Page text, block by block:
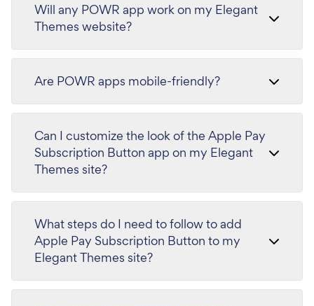
Will any POWR app work on my Elegant
Themes website?
Are POWR apps mobile-friendly?
Can I customize the look of the Apple Pay
Subscription Button app on my Elegant
Themes site?
What steps do I need to follow to add
Apple Pay Subscription Button to my
Elegant Themes site?